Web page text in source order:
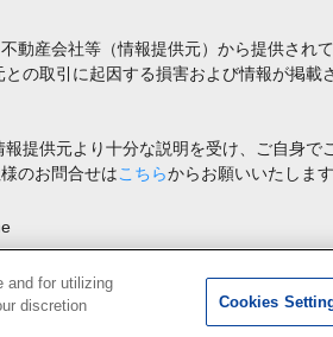
産会社等（情報提供元）から提供され
の取引に起因する損害および情報が掲
提供元より十分な説明を受け、ご自身で
のお問合せはこちらからお願いいたします
供者に帰属します。
and for utilizing
discretion
Cookies